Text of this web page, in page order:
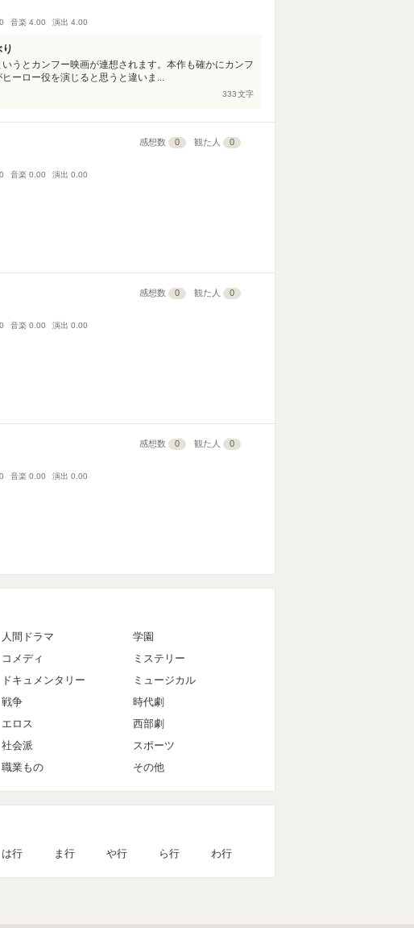
音楽 4.00 演出 4.00
うとカンフー映画が連想されます。本作も確かにカンフ
ーロー役を演じると思うと違いま...
333文字
感想数 0 観た人 0
音楽 0.00 演出 0.00
感想数 0 観た人 0
音楽 0.00 演出 0.00
感想数 0 観た人 0
音楽 0.00 演出 0.00
人間ドラマ
学園
コメディ
ミステリー
ドキュメンタリー
ミュージカル
戦争
時代劇
エロス
西部劇
社会派
スポーツ
職業もの その他
は行 ま行 や行 ら行 わ行